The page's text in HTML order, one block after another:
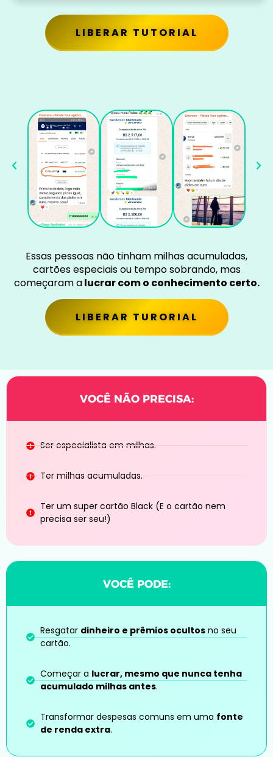
LIBERAR TUTORIAL
Essas pessoas não tinham milhas acumuladas,
cartões especiais ou tempo sobrando, mas
começaram alucrar com o conhecimento certo.
LIBERAR TURORIAL
Ser especialista em milhas.
Ter milhas acumuladas.
Ter um super cartão Black (E o cartão nem
precisa ser seu!)
Resgatar dinheiro e prêmios ocultosno seu
cartão.
Começar a lucrar, mesmo que nunca tenha
acumulado milhas antes.
Transformar despesas comuns em uma fonte
de renda extra.